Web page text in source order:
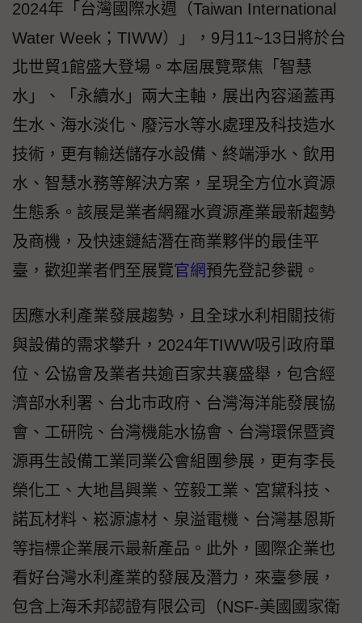
2024年「台灣國際水週（Taiwan International
Water Week；TIWW）」，9月11~13日將於台
北世貿1館盛大登場。本屆展覽聚焦「智慧
水」、「永續水」兩大主軸，展出內容涵蓋再
生水、海水淡化、廢污水等水處理及科技造水
技術，更有輸送儲存水設備、終端淨水、飲用
水、智慧水務等解決方案，呈現全方位水資源
生態系。該展是業者網羅水資源產業最新趨勢
及商機，及快速鏈結潛在商業夥伴的最佳平
臺，歡迎業者們至展覽官網預先登記參觀。
因應水利產業發展趨勢，且全球水利相關技術
與設備的需求攀升，2024年TIWW吸引政府單
位、公協會及業者共逾百家共襄盛舉，包含經
濟部水利署、台北市政府、台灣海洋能發展協
會、工研院、台灣機能水協會、台灣環保暨資
源再生設備工業同業公會組團參展，更有李長
榮化工、大地昌興業、笠毅工業、宮黛科技、
諾瓦材料、崧源濾材、泉溢電機、台灣基恩斯
等指標企業展示最新產品。此外，國際企業也
看好台灣水利產業的發展及潛力，來臺參展，
包含上海禾邦認證有限公司（NSF-美國國家衛